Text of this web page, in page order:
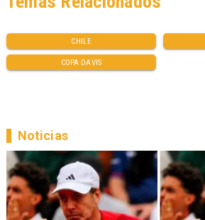
CHILE
COPA DAVIS
Noticias